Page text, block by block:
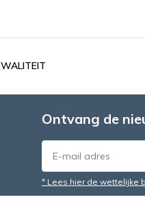
Ontvang de
* Lees hier de wettelijke